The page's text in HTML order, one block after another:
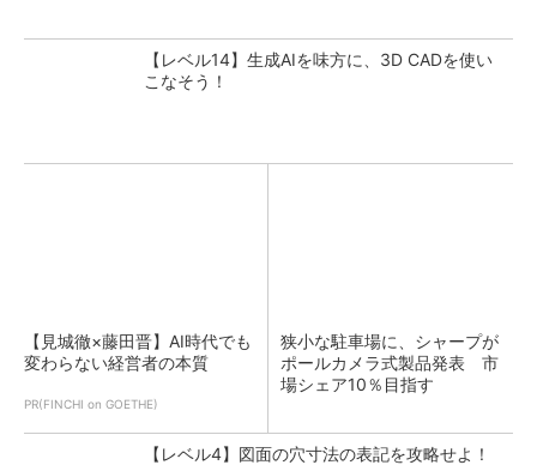
【レベル14】生成AIを味方に、3D CADを使い
こなそう！
【見城徹×藤田晋】AI時代でも
変わらない経営者の本質
PR(FINCHI on GOETHE)
狭小な駐車場に、シャープが
ポールカメラ式製品発表 市
場シェア10％目指す
【レベル4】図面の穴寸法の表記を攻略せよ！